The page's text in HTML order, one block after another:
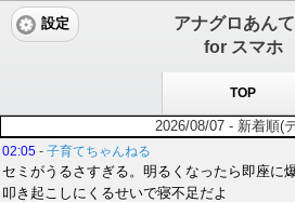
アナグロあん
for スマホ
設定
TOP
2026/08/07 - 新着順(
02:05 - 子育てちゃんねる
セミがうるさすぎる。明るくなったら即座に
叩き起こしにくるせいで寝不足だよ